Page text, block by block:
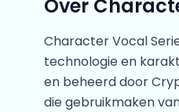
Over
Character Vocal
technologie en
en beheerd door
die gebruikmaken